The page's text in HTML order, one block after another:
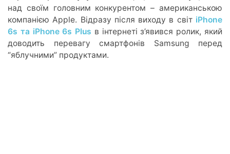
над своїм головним конкурентом – американською
компанією Apple. Відразу після виходу в світ iPhone
6s та iPhone 6s Plus в інтернеті з’явився ролик, який
доводить перевагу смартфонів Samsung перед
“яблучними” продуктами.